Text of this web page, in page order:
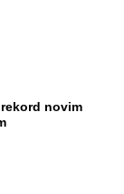
novim